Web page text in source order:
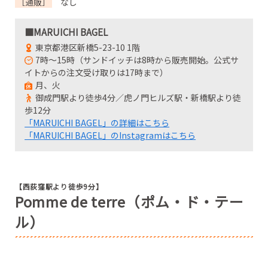
■MARUICHI BAGEL
東京都港区新橋5-23-10 1階
7時～15時（サンドイッチは8時から販売開始。公式サ
イトからの注文受け取りは17時まで）
月、火
御成門駅より徒歩4分／虎ノ門ヒルズ駅・新橋駅より徒
歩12分
「MARUICHI BAGEL」の詳細はこちら
「MARUICHI BAGEL」のInstagramはこちら
【西荻窪駅より徒歩9分】
Pomme de terre（ポム・ド・テー
ル）